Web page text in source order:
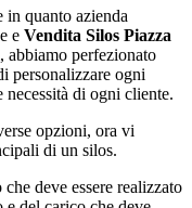
in quanto azienda
e Vendita Silos Piazza
abbiamo perfezionato
personalizzare ogni
di ogni cliente.
opzioni, ora vi
di un silos.
deve essere realizzato